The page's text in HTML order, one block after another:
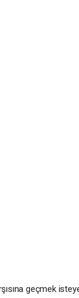
geçmek